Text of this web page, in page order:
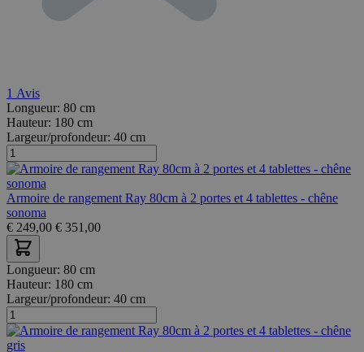
1 Avis
Longueur: 80 cm
Hauteur: 180 cm
Largeur/profondeur: 40 cm
Armoire de rangement Ray 80cm à 2 portes et 4 tablettes - chêne
sonoma
€ 249,00 € 351,00
Longueur: 80 cm
Hauteur: 180 cm
Largeur/profondeur: 40 cm